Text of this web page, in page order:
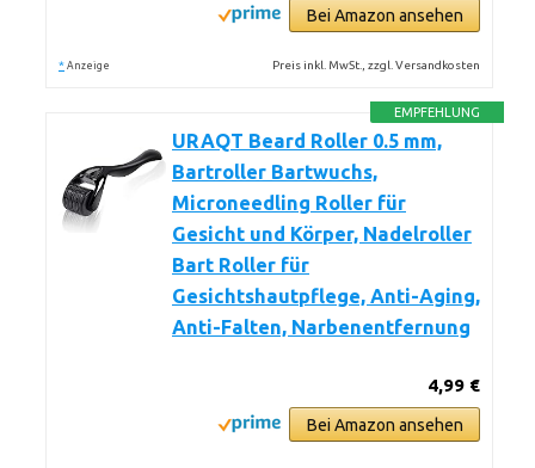
Bei Amazon ansehen
* Anzeige Preis inkl. MwSt., zzgl. Versandkosten
EMPFEHLUNG
URAQT Beard Roller 0.5 mm,
Bartroller Bartwuchs,
Microneedling Roller für
Gesicht und Körper, Nadelroller
Bart Roller für
Gesichtshautpflege, Anti-Aging,
Anti-Falten, Narbenentfernung
4,99 €
Bei Amazon ansehen